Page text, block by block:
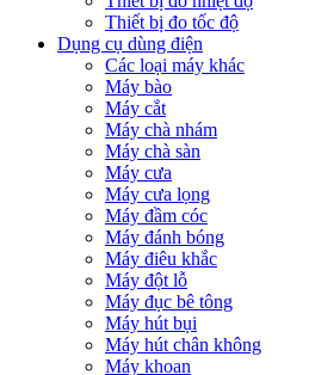
Thiết bị đo tốc độ
Dụng cụ dùng điện
Các loại máy khác
Máy bào
Máy cắt
Máy chà nhám
Máy chà sàn
Máy cưa
Máy cưa lọng
Máy đầm cóc
Máy đánh bóng
Máy điêu khắc
Máy đột lỗ
Máy đục bê tông
Máy hút bụi
Máy hút chân không
Máy khoan